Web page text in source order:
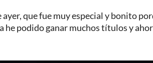
que fue muy especial y bonito
podido ganar muchos títulos y